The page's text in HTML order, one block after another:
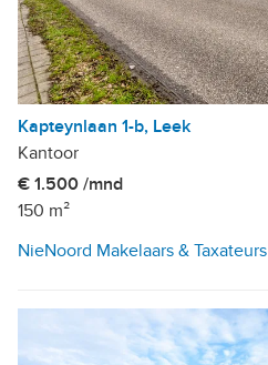
Kapteynlaan 1-b, Leek
Kantoor
€ 1.500 /mnd
150 m²
NieNoord Makelaars & Taxateurs